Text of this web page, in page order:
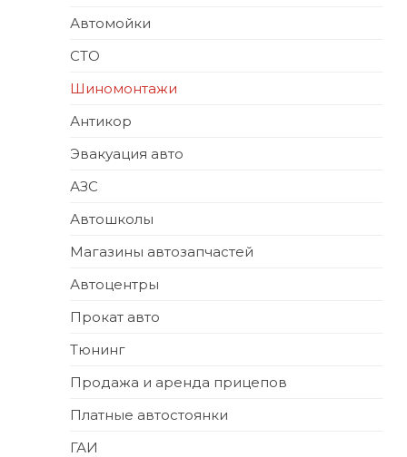
Автомойки
СТО
Шиномонтажи
Антикор
Эвакуация авто
АЗС
Автошколы
Магазины автозапчастей
Автоцентры
Прокат авто
Тюнинг
Продажа и аренда прицепов
Платные автостоянки
ГАИ